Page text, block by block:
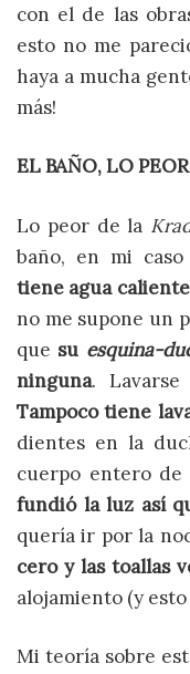
con el de las
esto no me
haya a mucha
más!
EL BAÑO, LO PEOR
Lo peor de la
baño, en mi caso
tiene agua caliente
no me supone un
que su esquina-
ninguna.
Tampoco tiene
dientes en la
cuerpo entero
fundió la luz así
quería ir por la
cero y las toallas
alojamiento (y
Mi teoría sobre